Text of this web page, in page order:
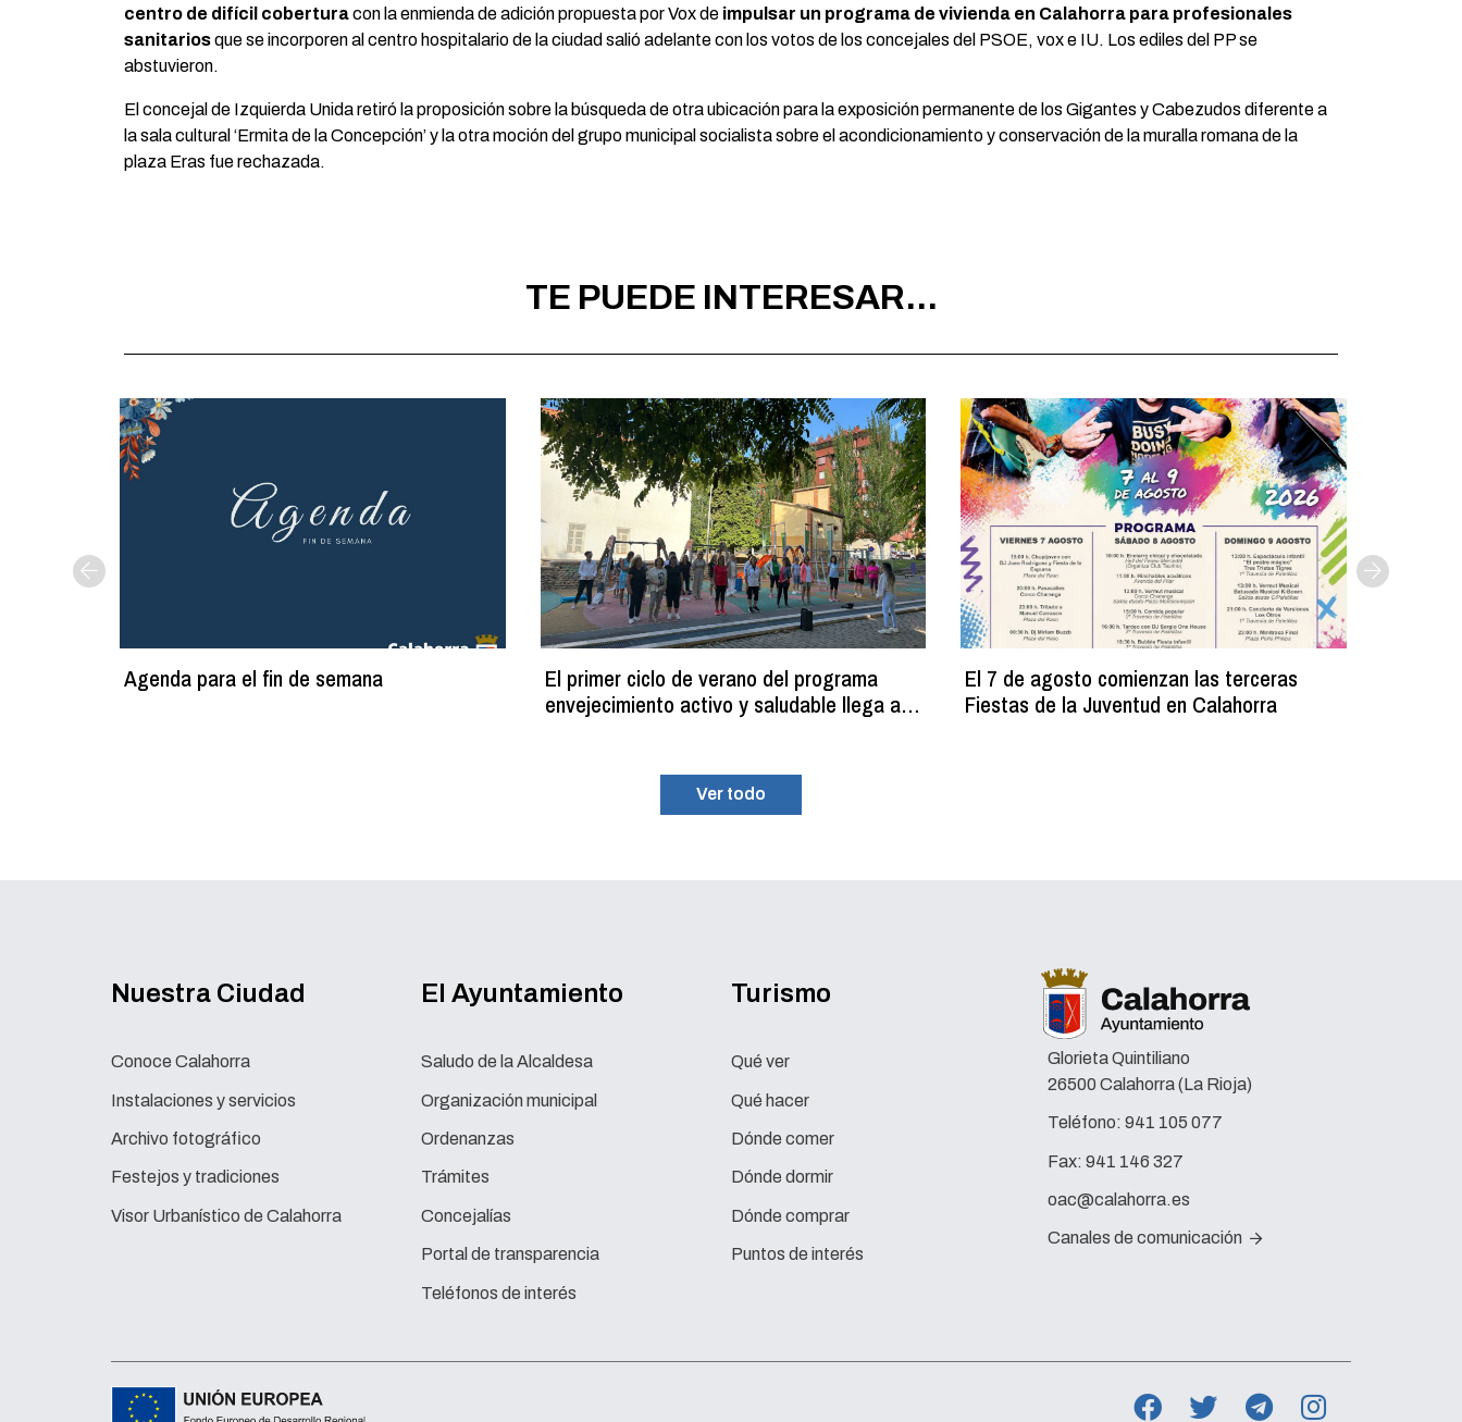
centro de difícil coberturacon la enmienda de adición propuesta por Vox de impulsar un programa de vivienda en Calahorra para profesionales
sanitariosque se incorporen al centro hospitalario de la ciudad salió adelante con los votos de los concejales del PSOE, vox e IU. Los ediles del PP se
abstuvieron.
El concejal de Izquierda Unida retiró la proposición sobre la búsqueda de otra ubicación para la exposición permanente de los Gigantes y Cabezudos diferente a
la sala cultural ‘Ermita de la Concepción’ y la otra moción del grupo municipal socialista sobre el acondicionamiento y conservación de la muralla romana de la
plaza Eras fue rechazada.
TE PUEDE INTERESAR...
Agenda para el fin de semana
El primer ciclo de verano del programa
envejecimiento activo y saludable llega a
El 7 de agosto comienzan las terceras
Fiestas de la Juventud en Calahorra
Ver todo
Nuestra Ciudad
Conoce Calahorra
Instalaciones y servicios
Archivo fotográfico
Festejos y tradiciones
Visor Urbanístico de Calahorra
El Ayuntamiento
Saludo de la Alcaldesa
Organización municipal
Ordenanzas
Trámites
Concejalías
Portal de transparencia
Teléfonos de interés
Turismo
Qué ver
Qué hacer
Dónde comer
Dónde dormir
Dónde comprar
Puntos de interés
Glorieta Quintiliano
26500 Calahorra (La Rioja)
Teléfono: 941 105 077
Fax: 941 146 327
oac@calahorra.es
Canales de comunicación